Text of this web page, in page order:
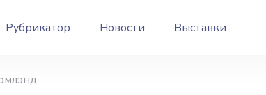
Рубрикатор Новости Выставки